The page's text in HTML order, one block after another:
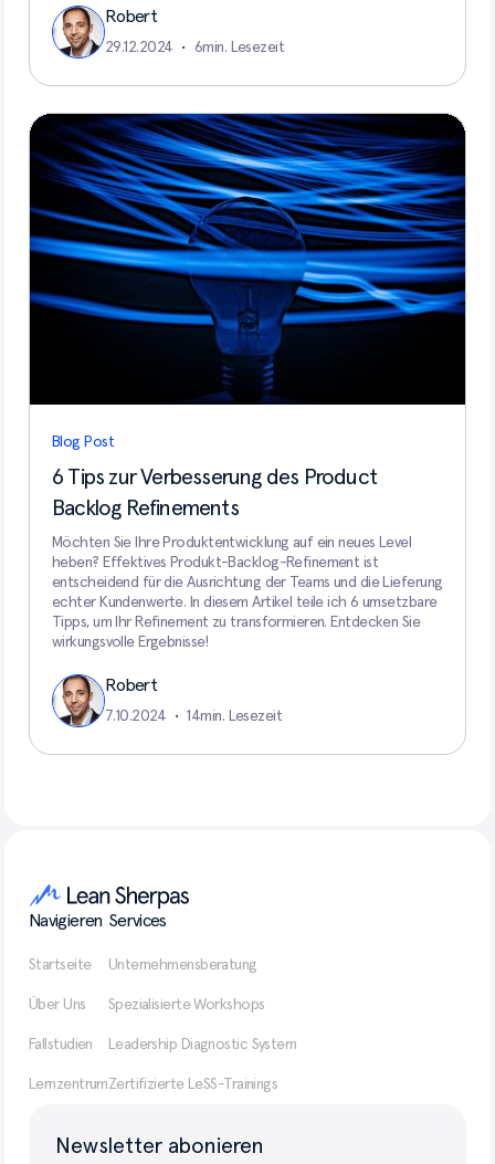
Robert
29.12.2024 • 6min. Lesezeit
Blog Post
6 Tips zur Verbesserung des Product
Backlog Refinements
Möchten Sie Ihre Produktentwicklung auf ein neues Level
heben? Effektives Produkt-Backlog-Refinement ist
entscheidend für die Ausrichtung der Teams und die Lieferung
echter Kundenwerte. In diesem Artikel teile ich 6 umsetzbare
Tipps, um Ihr Refinement zu transformieren. Entdecken Sie
wirkungsvolle Ergebnisse!
Robert
7.10.2024 • 14min. Lesezeit
Navigieren
Startseite
Über Uns
Fallstudien
Lernzentrum
Services
Unternehmensberatung
Spezialisierte Workshops
Leadership Diagnostic System
Zertifizierte LeSS-Trainings
Newsletter abonieren